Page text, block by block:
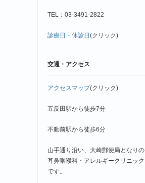
TEL：03-3491-2822
診療日・休診日(クリック)
交通・アクセス
アクセスマップ(クリック)
五反田駅から徒歩7分
不動前駅から徒歩6分
山手通り沿い、大崎郵便局となりの
耳鼻咽喉科・アレルギークリニック
です。